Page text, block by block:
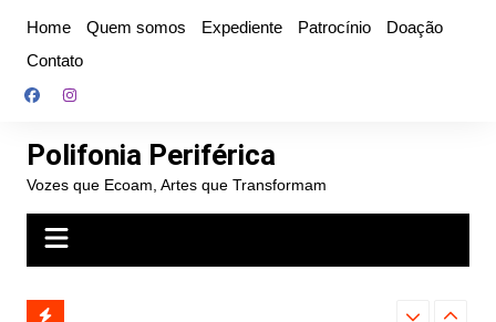
conteúdo
Home Quem somos Expediente Patrocínio
Doação
Contato
Polifonia Periférica
Vozes que Ecoam, Artes que Transformam
e abre
Farofa